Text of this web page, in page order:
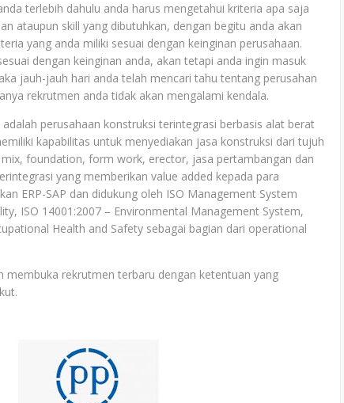
terlebih dahulu anda harus mengetahui kriteria apa saja
ataupun skill yang dibutuhkan, dengan begitu anda akan
yang anda miliki sesuai dengan keinginan perusahaan.
dengan keinginan anda, akan tetapi anda ingin masuk
jauh-jauh hari anda telah mencari tahu tentang perusahan
rekrutmen anda tidak akan mengalami kendala.
adalah perusahaan konstruksi terintegrasi berbasis alat berat
kapabilitas untuk menyediakan jasa konstruksi dari tujuh
foundation, form work, erector, jasa pertambangan dan
yang memberikan value added kepada para
ERP-SAP dan didukung oleh ISO Management System
ISO 14001:2007 – Environmental Management System,
Health and Safety sebagai bagian dari operational
membuka rekrutmen terbaru dengan ketentuan yang